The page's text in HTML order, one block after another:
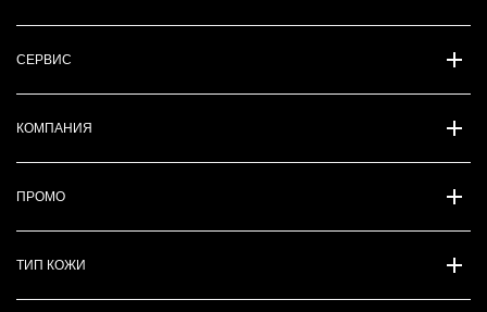
СЕРВИС
КОМПАНИЯ
ПРОМО
ТИП КОЖИ